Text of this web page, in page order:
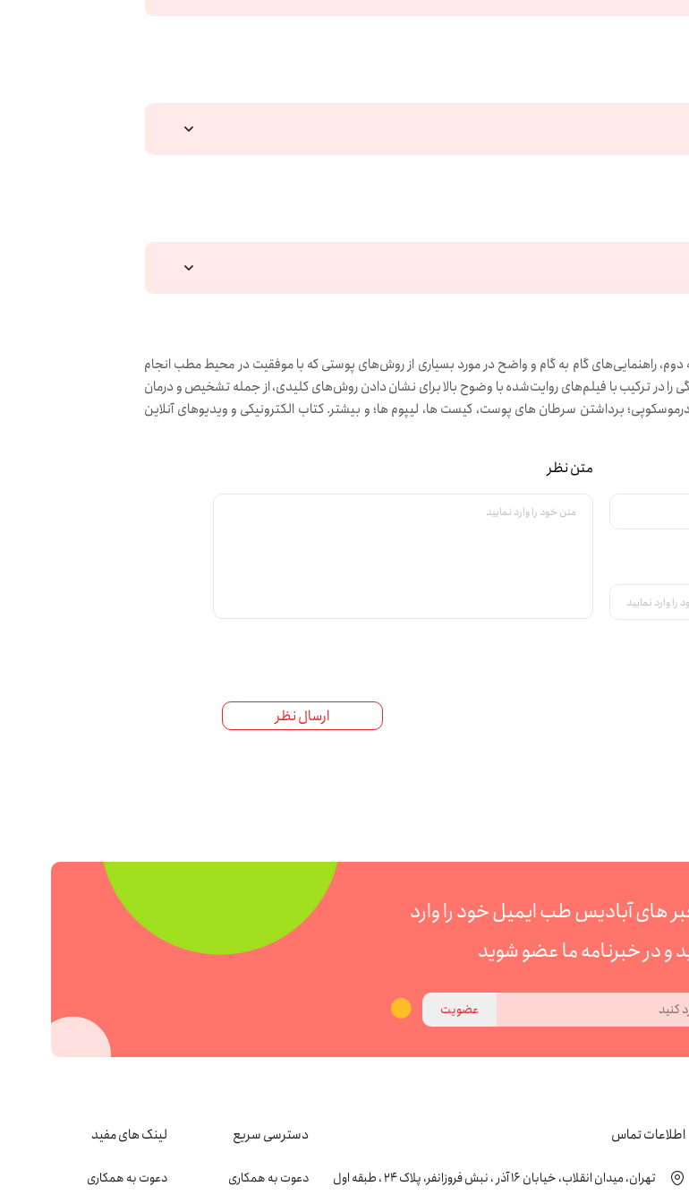
دوم، راهنمایی‌های گام به گام و واضح در مورد بسیاری از روش‌های پوستی که با موفقیت در محیط مطب انجام
در ترکیب با فیلم‌های روایت‌شده با وضوح بالا برای نشان دادن روش‌های کلیدی، از جمله تشخیص و درمان
برداشتن سرطان های پوست، کیست ها، لیپوم ها؛ و بیشتر. کتاب الکترونیکی و ویدیوهای آنلاین
متن نظر
ارسال نظر
های آبادیس طب ایمیل خود را وارد
و در خبرنامه ما عضو شوید
عضویت
اطلاعات تماس
تهران، میدان انقلاب، خیابان 16 آذر ، نبش فروزانفر، پلاک 24 ، طبقه اول
دسترسی سریع
دعوت به همکاری
لینک های مفید
دعوت به همکاری